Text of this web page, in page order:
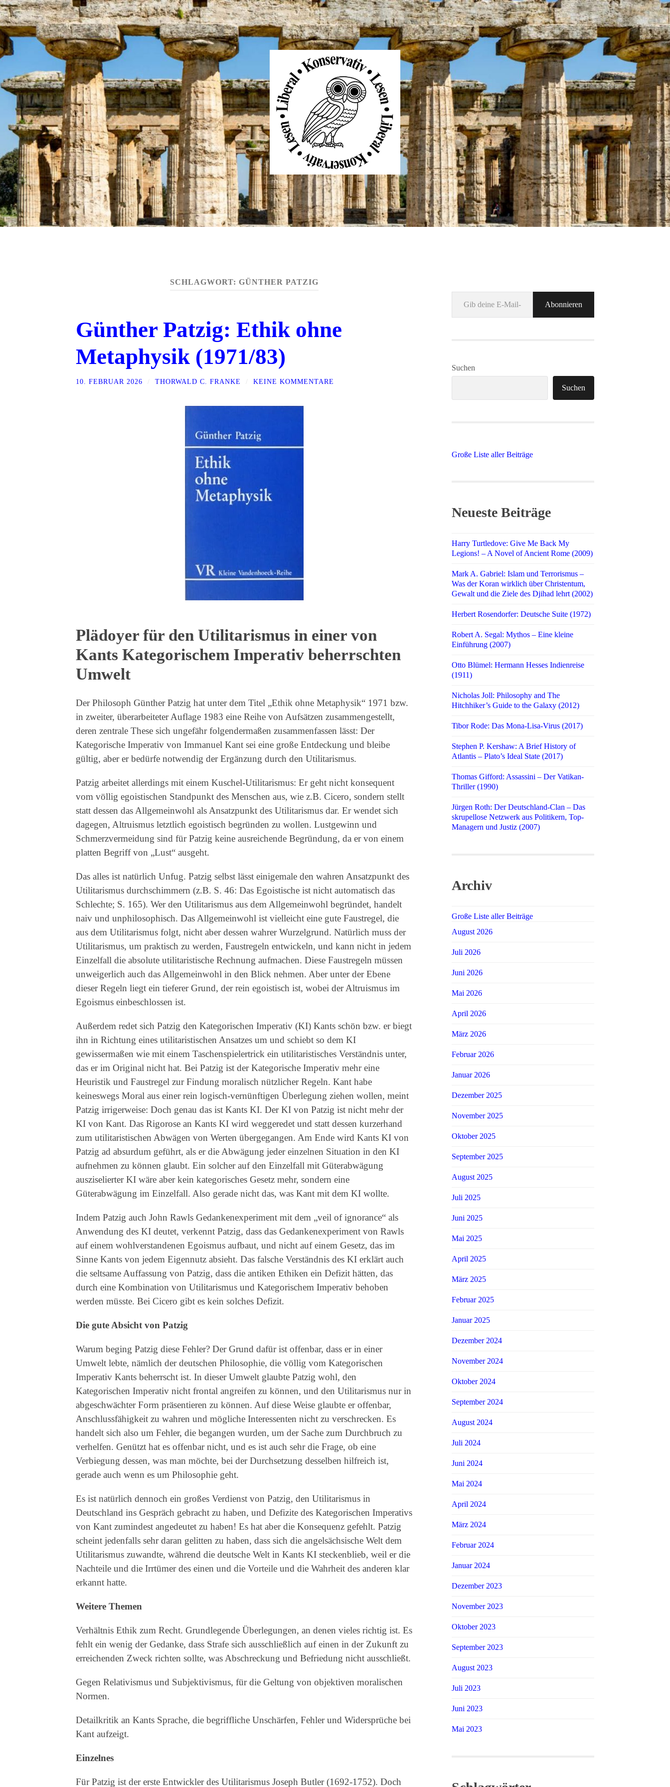
Liberal
Konservativ
Lesen
SCHLAGWORT: GÜNTHER PATZIG
Günther Patzig: Ethik ohne
Metaphysik (1971/83)
10. FEBRUAR 2026 THORWALD C. FRANKE KEINE KOMMENTARE
Plädoyer für den Utilitarismus in einer von
Kants Kategorischem Imperativ beherrschten
Umwelt
Der Philosoph Günther Patzig hat unter dem Titel „Ethik ohne Metaphysik“ 1971 bzw.
in zweiter, überarbeiteter Auflage 1983 eine Reihe von Aufsätzen zusammengestellt,
deren zentrale These sich ungefähr folgendermaßen zusammenfassen lässt: Der
Kategorische Imperativ von Immanuel Kant sei eine große Entdeckung und bleibe
gültig, aber er bedürfe notwendig der Ergänzung durch den Utilitarismus.
Patzig arbeitet allerdings mit einem Kuschel-Utilitarismus: Er geht nicht konsequent
vom völlig egoistischen Standpunkt des Menschen aus, wie z.B. Cicero, sondern stellt
statt dessen das Allgemeinwohl als Ansatzpunkt des Utilitarismus dar. Er wendet sich
dagegen, Altruismus letztlich egoistisch begründen zu wollen. Lustgewinn und
Schmerzvermeidung sind für Patzig keine ausreichende Begründung, da er von einem
platten Begriff von „Lust“ ausgeht.
Das alles ist natürlich Unfug. Patzig selbst lässt einigemale den wahren Ansatzpunkt des
Utilitarismus durchschimmern (z.B. S. 46: Das Egoistische ist nicht automatisch das
Schlechte; S. 165). Wer den Utilitarismus aus dem Allgemeinwohl begründet, handelt
naiv und unphilosophisch. Das Allgemeinwohl ist vielleicht eine gute Faustregel, die
aus dem Utilitarismus folgt, nicht aber dessen wahrer Wurzelgrund. Natürlich muss der
Utilitarismus, um praktisch zu werden, Faustregeln entwickeln, und kann nicht in jedem
Einzelfall die absolute utilitaristische Rechnung aufmachen. Diese Faustregeln müssen
unweigerlich auch das Allgemeinwohl in den Blick nehmen. Aber unter der Ebene
dieser Regeln liegt ein tieferer Grund, der rein egoistisch ist, wobei der Altruismus im
Egoismus einbeschlossen ist.
Außerdem redet sich Patzig den Kategorischen Imperativ (KI) Kants schön bzw. er biegt
ihn in Richtung eines utilitaristischen Ansatzes um und schiebt so dem KI
gewissermaßen wie mit einem Taschenspielertrick ein utilitaristisches Verständnis unter,
das er im Original nicht hat. Bei Patzig ist der Kategorische Imperativ mehr eine
Heuristik und Faustregel zur Findung moralisch nützlicher Regeln. Kant habe
keineswegs Moral aus einer rein logisch-vernünftigen Überlegung ziehen wollen, meint
Patzig irrigerweise: Doch genau das ist Kants KI. Der KI von Patzig ist nicht mehr der
KI von Kant. Das Rigorose an Kants KI wird weggeredet und statt dessen kurzerhand
zum utilitaristischen Abwägen von Werten übergegangen. Am Ende wird Kants KI von
Patzig ad absurdum geführt, als er die Abwägung jeder einzelnen Situation in den KI
aufnehmen zu können glaubt. Ein solcher auf den Einzelfall mit Güterabwägung
ausziselierter KI wäre aber kein kategorisches Gesetz mehr, sondern eine
Güterabwägung im Einzelfall. Also gerade nicht das, was Kant mit dem KI wollte.
Indem Patzig auch John Rawls Gedankenexperiment mit dem „veil of ignorance“ als
Anwendung des KI deutet, verkennt Patzig, dass das Gedankenexperiment von Rawls
auf einem wohlverstandenen Egoismus aufbaut, und nicht auf einem Gesetz, das im
Sinne Kants von jedem Eigennutz absieht. Das falsche Verständnis des KI erklärt auch
die seltsame Auffassung von Patzig, dass die antiken Ethiken ein Defizit hätten, das
durch eine Kombination von Utilitarismus und Kategorischem Imperativ behoben
werden müsste. Bei Cicero gibt es kein solches Defizit.
Die gute Absicht von Patzig
Warum beging Patzig diese Fehler? Der Grund dafür ist offenbar, dass er in einer
Umwelt lebte, nämlich der deutschen Philosophie, die völlig vom Kategorischen
Imperativ Kants beherrscht ist. In dieser Umwelt glaubte Patzig wohl, den
Kategorischen Imperativ nicht frontal angreifen zu können, und den Utilitarismus nur in
abgeschwächter Form präsentieren zu können. Auf diese Weise glaubte er offenbar,
Anschlussfähigkeit zu wahren und mögliche Interessenten nicht zu verschrecken. Es
handelt sich also um Fehler, die begangen wurden, um der Sache zum Durchbruch zu
verhelfen. Genützt hat es offenbar nicht, und es ist auch sehr die Frage, ob eine
Verbiegung dessen, was man möchte, bei der Durchsetzung desselben hilfreich ist,
gerade auch wenn es um Philosophie geht.
Es ist natürlich dennoch ein großes Verdienst von Patzig, den Utilitarismus in
Deutschland ins Gespräch gebracht zu haben, und Defizite des Kategorischen Imperativs
von Kant zumindest angedeutet zu haben! Es hat aber die Konsequenz gefehlt. Patzig
scheint jedenfalls sehr daran gelitten zu haben, dass sich die angelsächsische Welt dem
Utilitarismus zuwandte, während die deutsche Welt in Kants KI steckenblieb, weil er die
Nachteile und die Irrtümer des einen und die Vorteile und die Wahrheit des anderen klar
erkannt hatte.
Weitere Themen
Verhältnis Ethik zum Recht. Grundlegende Überlegungen, an denen vieles richtig ist. Es
fehlt ein wenig der Gedanke, dass Strafe sich ausschließlich auf einen in der Zukunft zu
erreichenden Zweck richten sollte, was Abschreckung und Befriedung nicht ausschließt.
Gegen Relativismus und Subjektivismus, für die Geltung von objektiven moralischen
Normen.
Detailkritik an Kants Sprache, die begriffliche Unschärfen, Fehler und Widersprüche bei
Kant aufzeigt.
Einzelnes
Für Patzig ist der erste Entwickler des Utilitarismus Joseph Butler (1692-1752). Doch
Gib deine E-Mail-Adresse ein ...
Abonnieren
Suchen
Suchen
Große Liste aller Beiträge
Neueste Beiträge
Harry Turtledove: Give Me Back My
Legions! – A Novel of Ancient Rome (2009)
Mark A. Gabriel: Islam und Terrorismus –
Was der Koran wirklich über Christentum,
Gewalt und die Ziele des Djihad lehrt (2002)
Herbert Rosendorfer: Deutsche Suite (1972)
Robert A. Segal: Mythos – Eine kleine
Einführung (2007)
Otto Blümel: Hermann Hesses Indienreise
(1911)
Nicholas Joll: Philosophy and The
Hitchhiker’s Guide to the Galaxy (2012)
Tibor Rode: Das Mona-Lisa-Virus (2017)
Stephen P. Kershaw: A Brief History of
Atlantis – Plato’s Ideal State (2017)
Thomas Gifford: Assassini – Der Vatikan-
Thriller (1990)
Jürgen Roth: Der Deutschland-Clan – Das
skrupellose Netzwerk aus Politikern, Top-
Managern und Justiz (2007)
Archiv
Große Liste aller Beiträge
August 2026
Juli 2026
Juni 2026
Mai 2026
April 2026
März 2026
Februar 2026
Januar 2026
Dezember 2025
November 2025
Oktober 2025
September 2025
August 2025
Juli 2025
Juni 2025
Mai 2025
April 2025
März 2025
Februar 2025
Januar 2025
Dezember 2024
November 2024
Oktober 2024
September 2024
August 2024
Juli 2024
Juni 2024
Mai 2024
April 2024
März 2024
Februar 2024
Januar 2024
Dezember 2023
November 2023
Oktober 2023
September 2023
August 2023
Juli 2023
Juni 2023
Mai 2023